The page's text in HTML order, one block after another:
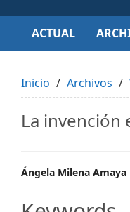
Content
Sidebar
ACTUAL
Inicio Archivos
La invención
Main
Article
Ángela Milena Amaya